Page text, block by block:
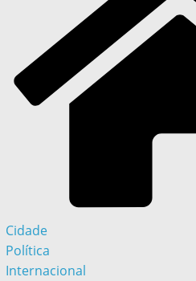
Cidade
Política
Internacional